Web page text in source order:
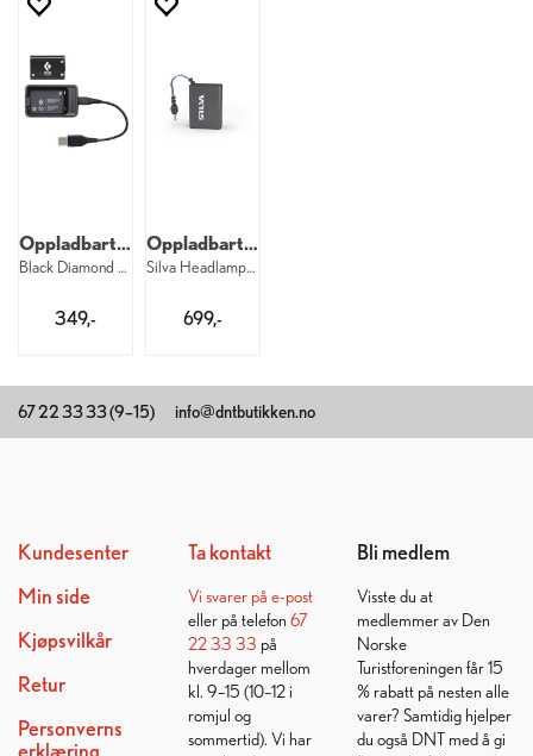
Oppladbart Black Diamond-batteri og lade
Black Diamond 1500 Dual Fuel Battery
349,-
Oppladbart Silva-batteri
Silva Headlamp Battery 4 Ah
699,-
67 22 33 33 (9–15) info@dntbutikken.no
Kundesenter
Min side
Kjøpsvilkår
Retur
Personverns
erklæring
Ta kontakt
Vi svarer på e-post
eller på telefon 67
22 33 33 på
hverdager mellom
kl. 9–15 (10–12 i
romjul og
sommertid). Vi har
Bli medlem
Visste du at
medlemmer av Den
Norske
Turistforeningen får 15
% rabatt på nesten alle
varer? Samtidig hjelper
du også DNT med å gi